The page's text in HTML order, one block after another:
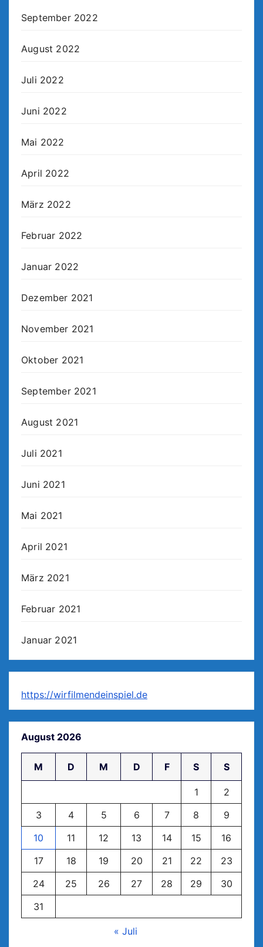
September 2022
August 2022
Juli 2022
Juni 2022
Mai 2022
April 2022
März 2022
Februar 2022
Januar 2022
Dezember 2021
November 2021
Oktober 2021
September 2021
August 2021
Juli 2021
Juni 2021
Mai 2021
April 2021
März 2021
Februar 2021
Januar 2021
https://wirfilmendeinspiel.de
August 2026
M D M D F S S
1
2
3
4 5 6 7 8
9
10
11 12 13 14 15
16
17
18 19 20 21 22
23
24
25 26 27 28 29
30
31
« Juli